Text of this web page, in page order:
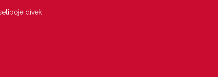
dívek